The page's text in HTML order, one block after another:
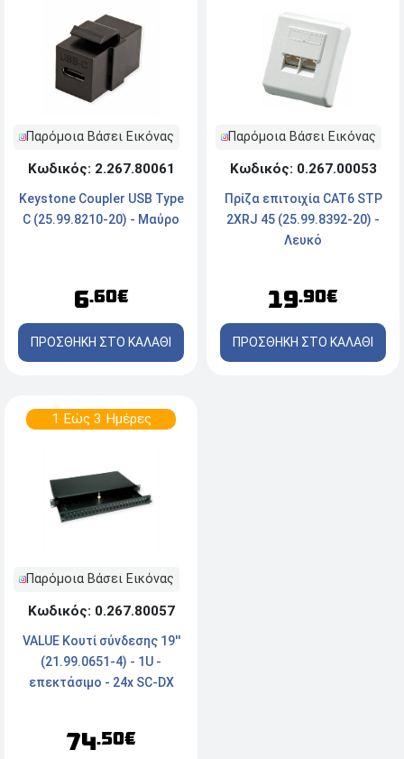
Παρόμοια Βάσει Εικόνας
Κωδικός: 2.267.80061
Keystone Coupler USB Type
C (25.99.8210-20) - Mαύρο
6.60€
ΠΡΟΣΘΗΚΗ ΣΤΟ ΚΑΛΑΘΙ
Παρόμοια Βάσει Εικόνας
Κωδικός: 0.267.00053
Πρίζα επιτοιχία CAT6 STP
2XRJ 45 (25.99.8392-20) -
Λευκό
19.90€
ΠΡΟΣΘΗΚΗ ΣΤΟ ΚΑΛΑΘΙ
1 Εώς 3 Ημέρες
Παρόμοια Βάσει Εικόνας
Κωδικός: 0.267.80057
VALUE Κουτί σύνδεσης 19''
(21.99.0651-4) - 1U -
επεκτάσιμο - 24x SC-DX
74.50€